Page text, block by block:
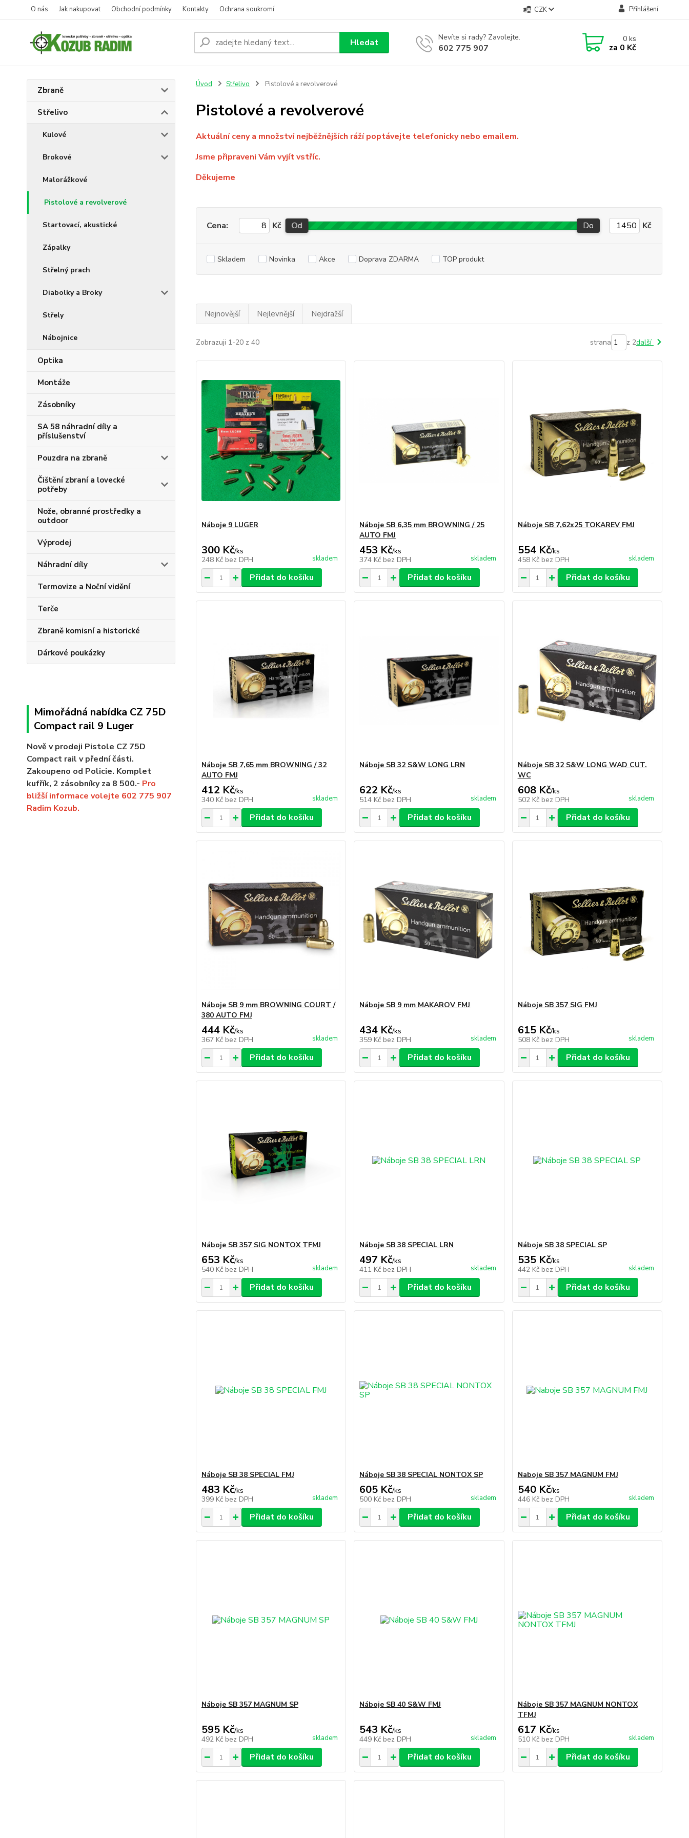
O nás Jak nakupovat Obchodní podmínky Kontakty Ochrana soukromí CZK Přihlášení
Hledat Nevíte si rady? Zavolejte.
602 775 907
0ks
za 0 Kč
Zbraně
Střelivo
Kulové
Brokové
Malorážkové
Pistolové a revolverové
Startovací, akustické
Zápalky
Střelný prach
Diabolky a Broky
Střely
Nábojnice
Optika
Montáže
Zásobníky
SA 58 náhradní díly a
příslušenství
Pouzdra na zbraně
Čištění zbraní a lovecké
potřeby
Nože, obranné prostředky a
outdoor
Výprodej
Náhradní díly
Termovize a Noční vidění
Terče
Zbraně komisní a historické
Dárkové poukázky
Mimořádná nabídka CZ 75D
Compact rail 9 Luger
Nově v prodeji Pistole CZ 75D
Compact rail v přední části.
Zakoupeno od Policie. Komplet
kufřík, 2 zásobníky za 8 500.- Pro
bližší informace volejte 602 775 907
Radim Kozub.
Úvod Střelivo Pistolové a revolverové
Pistolové a revolverové
Aktuální ceny a množství nejběžnějších ráží poptávejte telefonicky nebo emailem.
Jsme připraveni Vám vyjít vstříc.
Děkujeme
Cena: Kč Od Do Kč
Skladem Novinka Akce Doprava ZDARMA TOP produkt
Nejnovější Nejlevnější Nejdražší
Zobrazuji 1-20 z 40 strana z 2další
Náboje 9 LUGER
300 Kč/ks
248 Kč bez DPH skladem
Přidat do košíku
Náboje SB 6,35 mm BROWNING / 25
AUTO FMJ
453 Kč/ks
374 Kč bez DPH skladem
Přidat do košíku
Náboje SB 7,62x25 TOKAREV FMJ
554 Kč/ks
458 Kč bez DPH skladem
Přidat do košíku
Náboje SB 7,65 mm BROWNING / 32
AUTO FMJ
412 Kč/ks
340 Kč bez DPH skladem
Přidat do košíku
Náboje SB 32 S&W LONG LRN
622 Kč/ks
514 Kč bez DPH skladem
Přidat do košíku
Náboje SB 32 S&W LONG WAD CUT.
WC
608 Kč/ks
502 Kč bez DPH skladem
Přidat do košíku
Náboje SB 9 mm BROWNING COURT /
380 AUTO FMJ
444 Kč/ks
367 Kč bez DPH skladem
Přidat do košíku
Náboje SB 9 mm MAKAROV FMJ
434 Kč/ks
359 Kč bez DPH skladem
Přidat do košíku
Náboje SB 357 SIG FMJ
615 Kč/ks
508 Kč bez DPH skladem
Přidat do košíku
Náboje SB 357 SIG NONTOX TFMJ
653 Kč/ks
540 Kč bez DPH skladem
Přidat do košíku
Náboje SB 38 SPECIAL LRN
497 Kč/ks
411 Kč bez DPH skladem
Přidat do košíku
Náboje SB 38 SPECIAL SP
535 Kč/ks
442 Kč bez DPH skladem
Přidat do košíku
Náboje SB 38 SPECIAL FMJ
483 Kč/ks
399 Kč bez DPH skladem
Přidat do košíku
Náboje SB 38 SPECIAL NONTOX SP
605 Kč/ks
500 Kč bez DPH skladem
Přidat do košíku
Naboje SB 357 MAGNUM FMJ
540 Kč/ks
446 Kč bez DPH skladem
Přidat do košíku
Náboje SB 357 MAGNUM SP
595 Kč/ks
492 Kč bez DPH skladem
Přidat do košíku
Náboje SB 40 S&W FMJ
543 Kč/ks
449 Kč bez DPH skladem
Přidat do košíku
Náboje SB 357 MAGNUM NONTOX
TFMJ
617 Kč/ks
510 Kč bez DPH skladem
Přidat do košíku